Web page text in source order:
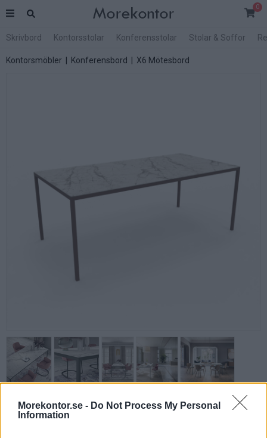
Morekontor.se - Do Not Process My Personal
Information
0
Skrivbord Kontorsstolar Konferensstolar Stolar & Soffor
Kontorsmöbler Konferensbord X6 Mötesbord
X6 konferensbord L180-260 cm, skiva i keramik
"Marmor"